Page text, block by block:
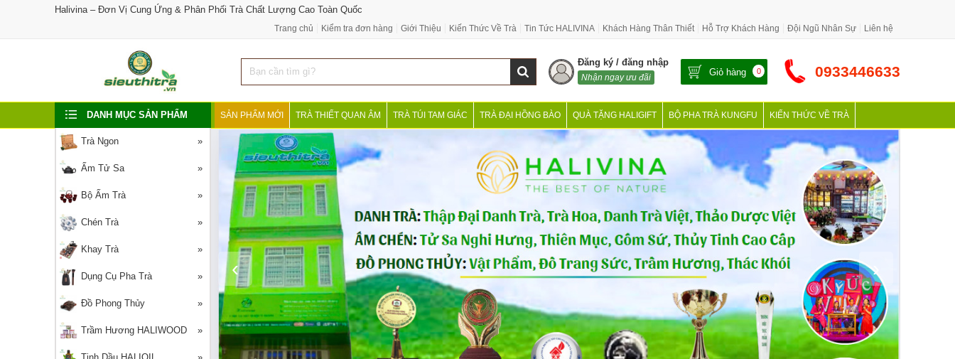
Halivina – Đơn Vị Cung Ứng & Phân Phối Trà Chất Lượng Cao Toàn Quốc
Trang chủ Kiểm tra đơn hàng Giới Thiệu Kiến Thức Về Trà Tin Tức HALIVINA Khách Hàng Thân Thiết Hỗ Trợ Khách Hàng Đội Ngũ Nhân Sự Liên hệ
Đăng ký / đăng nhập
Nhận ngay ưu đãi Giỏ hàng 0 0933446633
DANH MỤC SẢN PHẨM
Trà Ngon
Ấm Tử Sa
Bộ Ấm Trà
Chén Trà
Khay Trà
Dụng Cụ Pha Trà
Đồ Phong Thủy
Trầm Hương HALIWOOD
SẢN PHẨM MỚI TRÀ THIẾT QUAN ÂM TRÀ TÚI TAM GIÁC TRÀ ĐẠI HỒNG BÀO QUÀ TẶNG HALIGIFT BỘ PHA TRÀ KUNGFU KIẾN THỨC VỀ TRÀ
‹ ›